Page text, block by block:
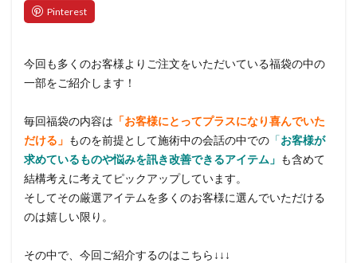
今回も多くのお客様よりご注文をいただいている福袋の中の
一部をご紹介します！
毎回福袋の内容は 「お客様にとってプラスになり喜んでいた
だける」 ものを前提として施術中の会話の中での 「お客様が
求めているものや悩みを訊き改善できるアイテム」 も含めて
結構考えに考えてピックアップしています。
そしてその厳選アイテムを多くのお客様に選んでいただける
のは嬉しい限り。
その中で、今回ご紹介するのはこちら↓↓↓